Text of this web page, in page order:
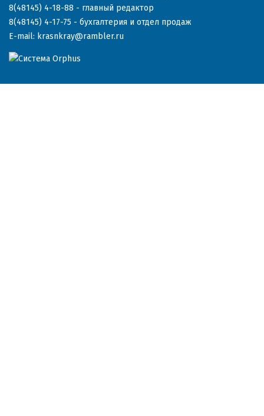
8(48145) 4-18-88 - главный редактор
8(48145) 4-17-75 - бухгалтерия и отдел продаж
E-mail: krasnkray@rambler.ru